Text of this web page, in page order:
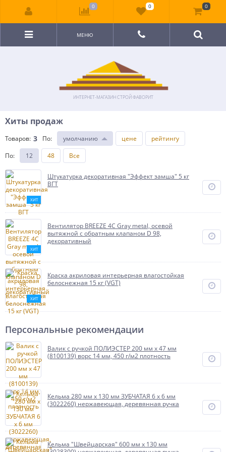
ИНТЕРНЕТ-МАГАЗИН СТРОЙ ФАВОРИТ
МЕНЮ
Хиты продаж
Товаров: 3 По: умолчанию цене
рейтингу
По: 12 48 Все
ХИТ
Штукатурка декоративная "Эффект замша" 5 кг
ВГТ
ХИТ
Вентилятор BREEZE 4C Gray metal, осевой
вытяжной с обратным клапаном D 98,
декоративный
ХИТ
Краска акриловая интерьерная влагостойкая
белоснежная 15 кг (VGT)
Персональные рекомендации
Валик с ручкой ПОЛИЭСТЕР 200 мм х 47 мм
(8100139) ворс 14 мм, 450 г/м2 плотность
Кельма 280 мм х 130 мм ЗУБЧАТАЯ 6 х 6 мм
(3022260) нержавеющая, деревянная ручка
Кельма "Швейцарская" 600 мм х 130 мм
0 0 0